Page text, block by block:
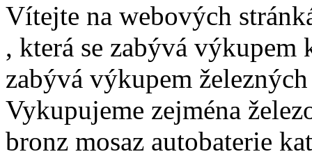
Vítejte na webových
, která se zabývá výkupem
zabývá výkupem
Vykupujeme zejména
bronz mosaz autobaterie